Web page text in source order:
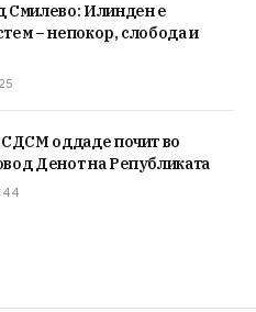
Смилево: Илинден е
– непокор, слобода и
СДСМ оддаде почит во
Денот на Републиката